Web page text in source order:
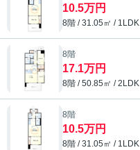
10.5万円
8階 / 31.05㎡ / 1LDK
8階
17.1万円
8階 / 50.85㎡ / 2LDK
8階
10.5万円
8階 / 31.05㎡ / 1LDK